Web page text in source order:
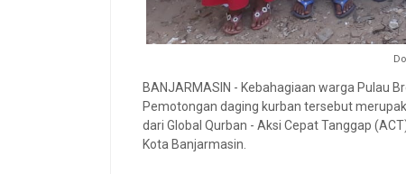
BANJARMASIN - Kebahagiaan warga Pulau
Pemotongan daging kurban tersebut
dari Global Qurban - Aksi Cepat Tanggap
Kota Banjarmasin.